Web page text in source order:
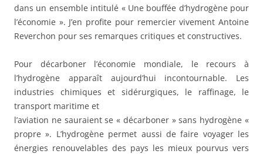
dans un ensemble intitulé « Une bouffée d’hydrogène pour
l’économie ». J’en profite pour remercier vivement Antoine
Reverchon pour ses remarques critiques et constructives.
Pour décarboner l’économie mondiale, le recours à
l’hydrogène apparaît aujourd’hui incontournable. Les
industries chimiques et sidérurgiques, le raffinage, le
transport maritime et
l’aviation ne sauraient se « décarboner » sans hydrogène «
propre ». L’hydrogène permet aussi de faire voyager les
énergies renouvelables des pays les mieux pourvus vers